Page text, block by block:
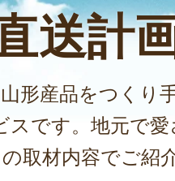
送計
形産品をつくり
スです。地元で
取材内容でご紹